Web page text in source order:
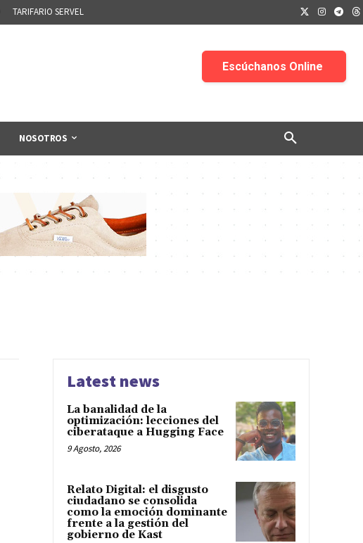
TARIFARIO SERVEL
NOSOTROS
Latest news
La banalidad de la
optimización: lecciones del
ciberataque a Hugging Face
9 Agosto, 2026
Relato Digital: el disgusto
ciudadano se consolida
como la emoción dominante
frente a la gestión del
gobierno de Kast